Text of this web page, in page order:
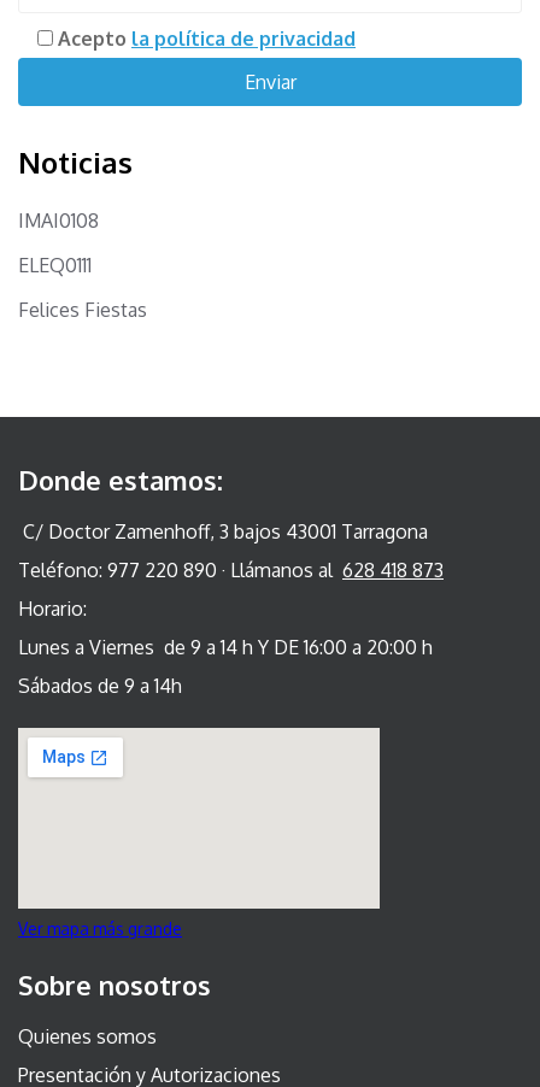
Acepto la política de privacidad
Noticias
IMAI0108
ELEQ0111
Felices Fiestas
Donde estamos:
C/ Doctor Zamenhoff, 3 bajos 43001 Tarragona
Teléfono: 977 220 890 · Llámanos al 628 418 873
Horario:
Lunes a Viernes de 9 a 14 h Y DE 16:00 a 20:00 h
Sábados de 9 a 14h
Ver mapa más grande
Sobre nosotros
Quienes somos
Presentación y Autorizaciones